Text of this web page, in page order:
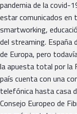
pandemia de la covid-
estar comunicados en
smartworking,
del streaming. España
de Europa, pero
la apuesta total por
país cuenta con una
telefónica hasta casa
Consejo Europeo de